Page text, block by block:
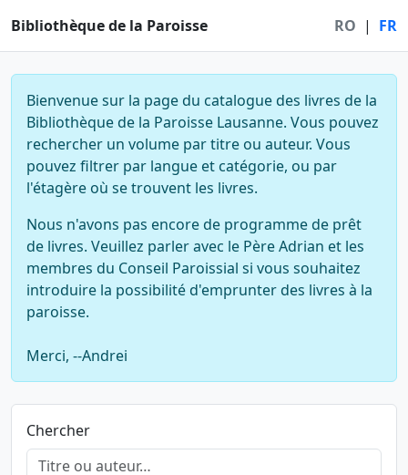
Bibliothèque de la Paroisse RO | FR
Bienvenue sur la page du catalogue des livres de la
Bibliothèque de la Paroisse Lausanne. Vous pouvez
rechercher un volume par titre ou auteur. Vous
pouvez filtrer par langue et catégorie, ou par
l'étagère où se trouvent les livres.
Nous n'avons pas encore de programme de prêt
de livres. Veuillez parler avec le Père Adrian et les
membres du Conseil Paroissial si vous souhaitez
introduire la possibilité d'emprunter des livres à la
paroisse.
Merci, --Andrei
Chercher